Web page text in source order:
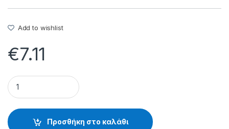
Add to wishlist
€7.11
ZIPPY SUPPLE SHOCK LEADER (χρώμα: διάφανο) -
Προσθήκη στο καλάθι